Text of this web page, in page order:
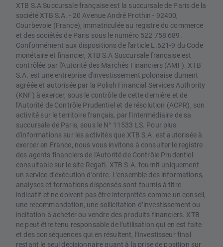
XTB S.A Succursale française est la succursale de Paris de la
société XTB S.A. - 20 Avenue André Prothin - 92400,
Courbevoie (France), immatriculée au registre du commerce
et des sociétés de Paris sous le numéro 522 758 689.
Conformément aux dispositions de l'article L.621-9 du Code
monétaire et financier, XTB S.A Succursale française est
contrôlée par l'Autorité des Marchés Financiers (AMF). XTB
S.A. est une entreprise d'investissement polonaise dument
agréée et autorisée par la Polish Financial Services Authority
(KNF) à exercer, sous le contrôle de cette dernière et de
l'Autorité de Contrôle Prudentiel et de résolution (ACPR), son
activité sur le territoire français, par l'intermédiaire de sa
succursale de Paris, sous le N° 11533 LS. Pour plus
d'informations sur les activités que XTB S.A. est autorisée à
exercer en France, nous vous invitons à consulter le registre
des agents financiers de l'Autorité de Contrôle Prudentiel
consultable sur le site Regafi. XTB S.A. fournit uniquement
un service d’exécution d’ordre. L’ensemble des informations,
analyses et formations dispensés sont fournis à titre
indicatif et ne doivent pas être interprétés comme un conseil,
une recommandation, une sollicitation d’investissement ou
incitation à acheter ou vendre des produits financiers. XTB
ne peut être tenu responsable de l’utilisation qui en est faite
et des conséquences qui en résultent, l’investisseur final
restant le seul décisionnaire quant à la prise de position sur